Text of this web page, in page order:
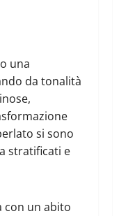
una
da tonalità
si sono
stratificati e
con un abito